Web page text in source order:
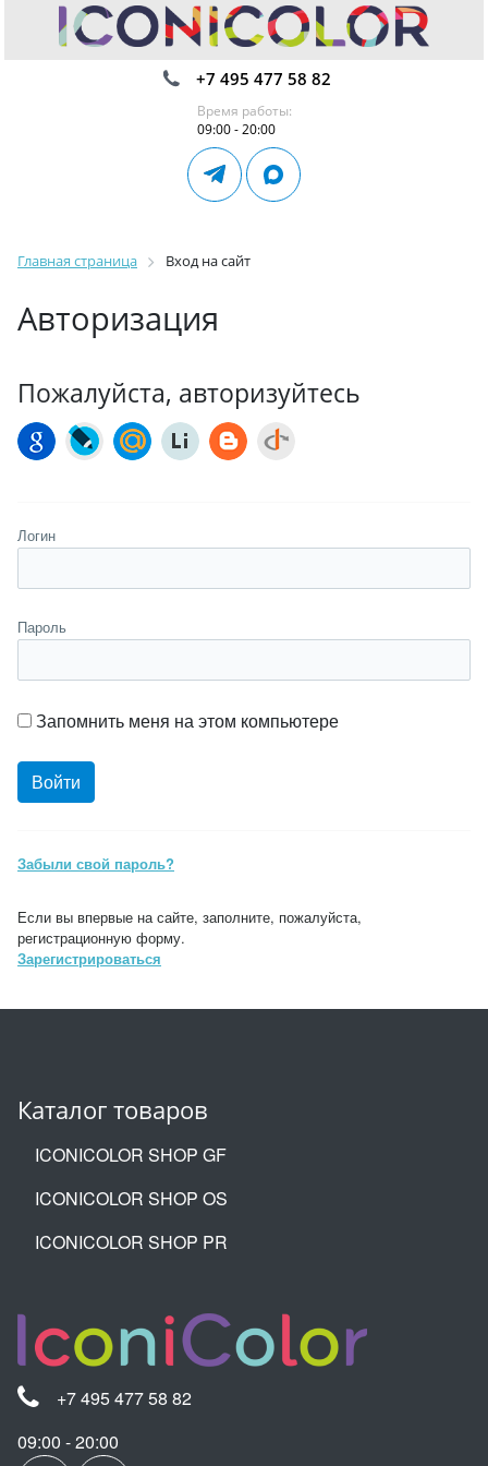
+7 495 477 58 82
Время работы:
09:00 - 20:00
Главная страница Вход на сайт
Авторизация
Пожалуйста, авторизуйтесь
Логин
Пароль
Запомнить меня на этом компьютере
Забыли свой пароль?
Если вы впервые на сайте, заполните, пожалуйста,
регистрационную форму.
Зарегистрироваться
Каталог товаров
ICONICOLOR SHOP GF
ICONICOLOR SHOP OS
ICONICOLOR SHOP PR
+7 495 477 58 82
09:00 - 20:00